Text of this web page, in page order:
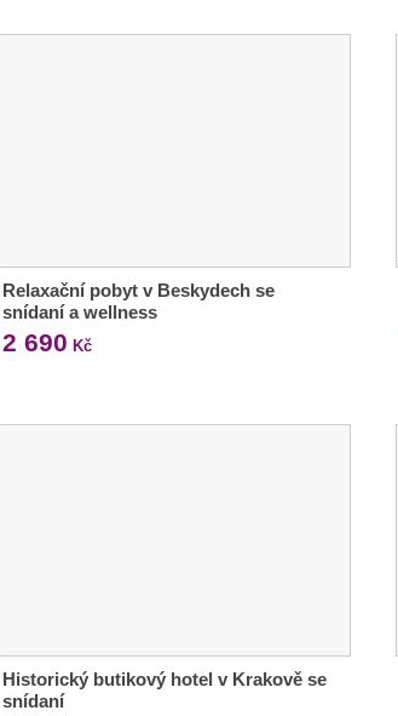
Relaxační pobyt v Beskydech se
snídaní a wellness
2 690 Kč
Historický butikový hotel v Krakově se
snídaní